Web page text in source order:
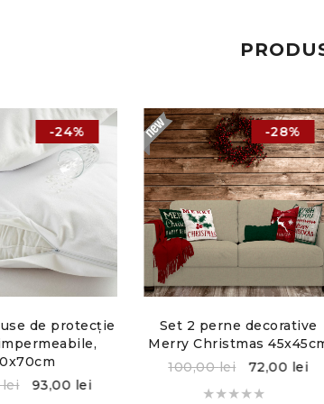
-24%
de protecție
lei 93,00 lei
-28%
Set 2 perne decorative
Merry Christmas
100,00lei 72,00 lei